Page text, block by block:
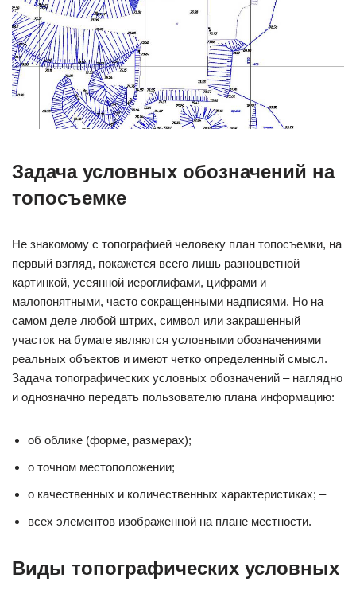
Задача условных обозначений на
топосъемке
Не знакомому с топографией человеку план топосъемки, на
первый взгляд, покажется всего лишь разноцветной
картинкой, усеянной иероглифами, цифрами и
малопонятными, часто сокращенными надписями. Но на
самом деле любой штрих, символ или закрашенный
участок на бумаге являются условными обозначениями
реальных объектов и имеют четко определенный смысл.
Задача топографических условных обозначений – наглядно
и однозначно передать пользователю плана информацию:
об облике (форме, размерах);
о точном местоположении;
о качественных и количественных характеристиках; –
всех элементов изображенной на плане местности.
Виды топографических условных